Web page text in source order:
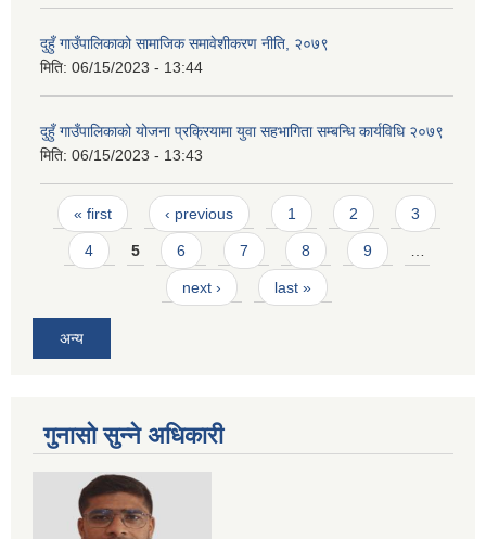
दुहुँ गाउँपालिकाको सामाजिक समावेशीकरण नीति, २०७९
मिति: 06/15/2023 - 13:44
दुहुँ गाउँपालिकाको योजना प्रक्रियामा युवा सहभागिता सम्बन्धि कार्यविधि २०७९
मिति: 06/15/2023 - 13:43
Pages
« first ‹ previous 1 2 3
4 5 6 7 8 9 …
next › last »
अन्य
गुनासो सुन्ने अधिकारी